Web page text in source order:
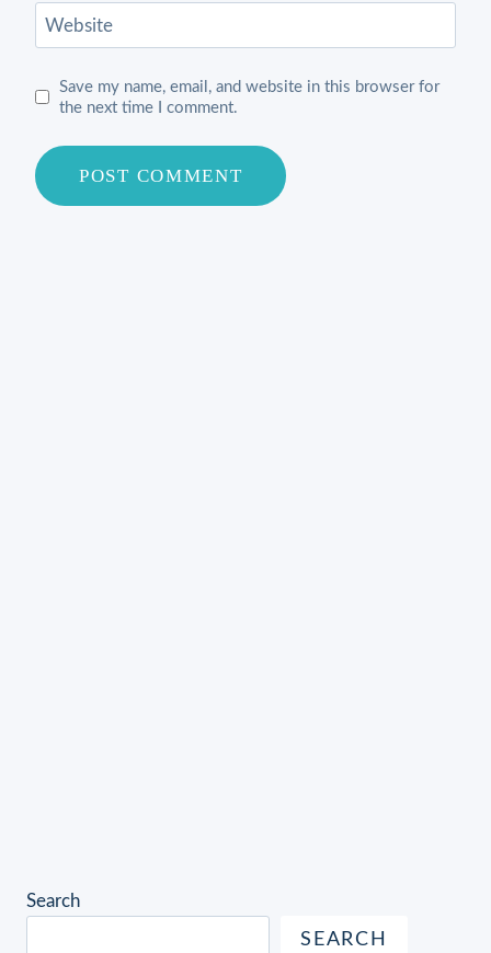
Website
Save my name, email, and website in this browser for
the next time I comment.
Search
SEARCH